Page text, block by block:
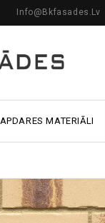
Info@bkfasades.lv
APDARES MATERIĀLI